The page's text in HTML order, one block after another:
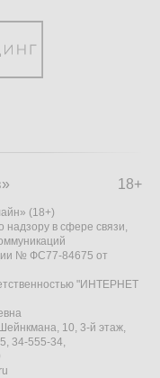
18+
(18+)
надзору в сфере связи,
№ ФС77-84675 от
"ИНТЕРНЕТ
10, 3-й этаж,
34-555-34,